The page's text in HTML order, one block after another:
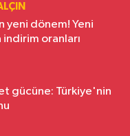
yeni dönem! Yeni
oranları
gücüne: Türkiye'nin